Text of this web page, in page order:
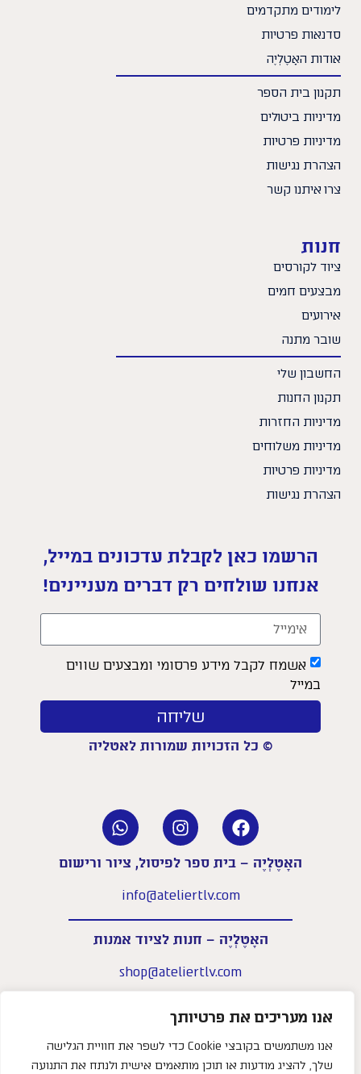
אנו מעריכים את פרטיותך
אנו משתמשים בקובצי Cookie כדי לשפר את חוויית הגלישה
שלך, להציג מודעות או תוכן מותאמים אישית ולנתח את התנועה
לימודים מתקדמים
סדנאות פרטיות
אודות האָטֶלְיֶה
תקנון בית הספר
מדיניות ביטולים
מדיניות פרטיות
הצהרת נגישות
צרו איתנו קשר
חנות
ציוד לקורסים
מבצעים חמים
אירועים
שובר מתנה
החשבון שלי
תקנון החנות
מדיניות החזרות
מדיניות משלוחים
מדיניות פרטיות
הצהרת נגישות
הרשמו כאן לקבלת עדכונים במייל,
אנחנו שולחים רק דברים מעניינים!
אשמח לקבל מידע פרסומי ומבצעים שווים
במייל
שליחה
© כל הזכויות שמורות לאטליה
האָטֶלְיֶה – בית ספר לפיסול, ציור ורישום
info@ateliertlv.com
האָטֶלְיֶה – חנות לציוד אמנות
shop@ateliertlv.com
א׳–ה׳: 09:00-18:00